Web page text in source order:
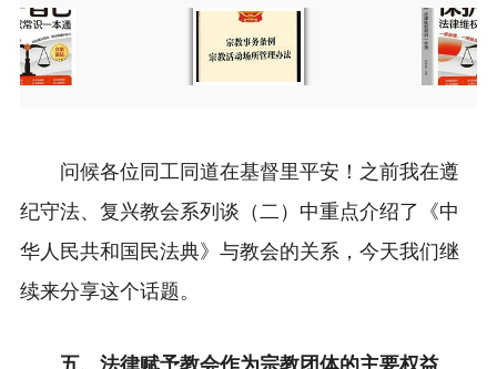
2
of
2
Item
2
of
问候各位同工同道在基督里平安！之前我在遵
纪守法、复兴教会系列谈（二） 中重点介绍了《中
华人民共和国民法典》与教会的关系，今天我们继
续来分享这个话题。
五、法律赋予教会作为宗教团体的主要权益